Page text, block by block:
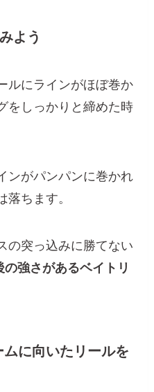
よう
ルにラインがほぼ巻か
をしっかりと締めた時
ンがパンパンに巻かれ
落ちます。
の突っ込みに勝てない
の強さがあるベイトリ
ムに向いたリールを